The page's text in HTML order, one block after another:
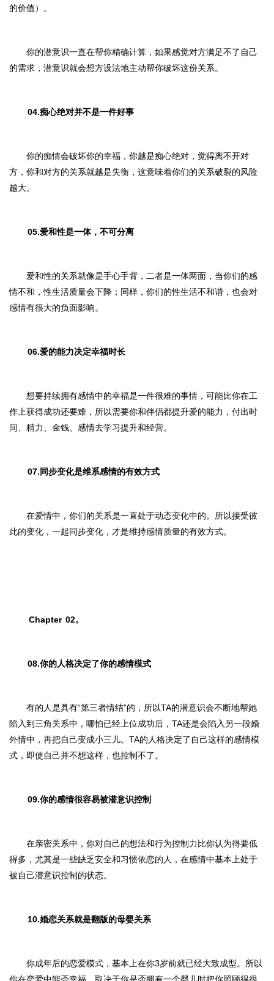
的价值）。
你的潜意识一直在帮你精确计算，如果感觉对方满足不了自己
的需求，潜意识就会想方设法地主动帮你破坏这份关系。
04.痴心绝对并不是一件好事
你的痴情会破坏你的幸福，你越是痴心绝对，觉得离不开对
方，你和对方的关系就越是失衡，这意味着你们的关系破裂的风险
越大。
05.爱和性是一体，不可分离
爱和性的关系就像是手心手背，二者是一体两面，当你们的感
情不和，性生活质量会下降；同样，你们的性生活不和谐，也会对
感情有很大的负面影响。
06.爱的能力决定幸福时长
想要持续拥有感情中的幸福是一件很难的事情，可能比你在工
作上获得成功还要难，所以需要你和伴侣都提升爱的能力，付出时
间、精力、金钱、感情去学习提升和经营。
07.同步变化是维系感情的有效方式
在爱情中，你们的关系是一直处于动态变化中的。所以接受彼
此的变化，一起同步变化，才是维持感情质量的有效方式。
Chapter 02。
08.你的人格决定了你的感情模式
有的人是具有“第三者情结”的，所以TA的潜意识会不断地帮她
陷入到三角关系中，哪怕已经上位成功后，TA还是会陷入另一段婚
外情中，再把自己变成小三儿。TA的人格决定了自己这样的感情模
式，即使自己并不想这样，也控制不了。
09.你的感情很容易被潜意识控制
在亲密关系中，你对自己的想法和行为控制力比你认为得要低
得多，尤其是一些缺乏安全和习惯依恋的人，在感情中基本上处于
被自己潜意识控制的状态。
10.婚恋关系就是翻版的母婴关系
你成年后的恋爱模式，基本上在你3岁前就已经大致成型。所以